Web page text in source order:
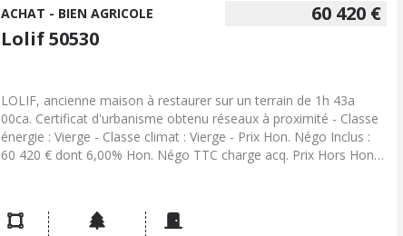
60 420 €
ACHAT - BIEN AGRICOLE
Lolif 50530
LOLIF, ancienne maison à restaurer sur un terrain de 1h 43a
00ca. Certificat d'urbanisme obtenu réseaux à proximité - Classe
énergie : Vierge - Classe climat : Vierge - Prix Hon. Négo Inclus :
60 420 € dont 6,00% Hon. Négo TTC charge acq. Prix Hors Hon.